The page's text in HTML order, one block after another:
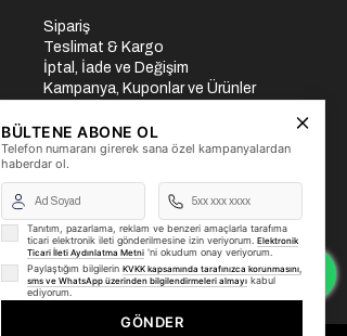
Sipariş
Teslimat & Kargo
İptal, İade ve Değişim
Kampanya, Kuponlar ve Ürünler
Üyelik İşlemleri
Yurtdışı Gönderi
BÜLTENE ABONE OL
Telefon numaranı girerek sana özel kampanyalardan
haberdar ol.
Tanıtım, pazarlama, reklam ve benzeri amaçlarla tarafıma
ticari elektronik ileti gönderilmesine izin veriyorum. Elektronik
Ticari İleti Aydınlatma Metni 'ni okudum onay veriyorum.
Paylaştığım bilgilerin KVKK kapsamında tarafınızca korunmasını,
sms ve WhatsApp üzerinden bilgilendirmeleri almayı kabul
ediyorum.
GÖNDER